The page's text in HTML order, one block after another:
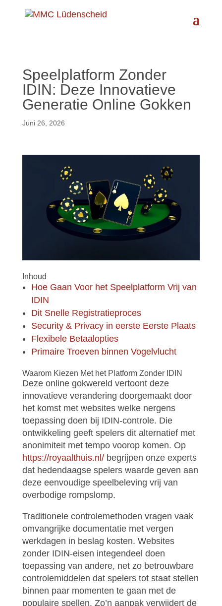
Speelplatform Zonder
IDIN: Deze Innovatieve
Generatie Online Gokken
Juni 26, 2026
Inhoud
Hoe Gaan Voor het Speelplatform Vrij van
IDIN
Dit Snelle Registratieproces
Security & Privacy in eerste Eerste Plaats
Flexibele Betaalopties
Primaire Troeven binnen Vogelvlucht
Waarom Kiezen Met het Platform Zonder IDIN
Deze online gokwereld vertoont deze
innovatieve verandering doorgemaakt door
het komst met websites welke nergens
toepassing doen bij IDIN-controle. Die
ontwikkeling geeft spelers dit alternatief met
anonimiteit met tempo voorop komen. Op
https://royaalthuis.nl/begrijpen onze experts
dat hedendaagse spelers waarde geven aan
deze eenvoudige speelbeleving vrij van
overbodige rompslomp.
Traditionele controlemethoden vragen vaak
omvangrijke documentatie met vergen
werkdagen in beslag kosten. Websites
zonder IDIN-eisen integendeel doen
toepassing van andere, net zo betrouwbare
controlemiddelen dat spelers tot staat stellen
binnen paar momenten te gaan met de
populaire spellen. Zo’n aanpak verwijdert de